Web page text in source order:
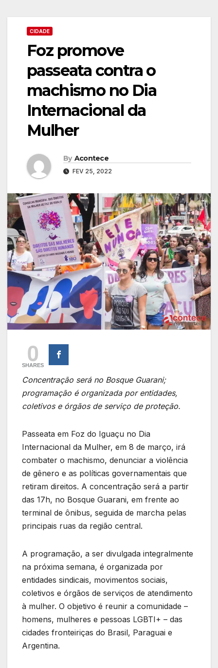
CIDADE
Foz promove
passeata contra o
machismo no Dia
Internacional da
Mulher
By Acontece
FEV 25, 2022
0
SHARES
Concentração será no Bosque Guarani;
programação é organizada por entidades,
coletivos e órgãos de serviço de proteção.
Passeata em Foz do Iguaçu no Dia
Internacional da Mulher, em 8 de março, irá
combater o machismo, denunciar a violência
de gênero e as políticas governamentais que
retiram direitos. A concentração será a partir
das 17h, no Bosque Guarani, em frente ao
terminal de ônibus, seguida de marcha pelas
principais ruas da região central.
A programação, a ser divulgada integralmente
na próxima semana, é organizada por
entidades sindicais, movimentos sociais,
coletivos e órgãos de serviços de atendimento
à mulher. O objetivo é reunir a comunidade –
homens, mulheres e pessoas LGBTI+ – das
cidades fronteiriças do Brasil, Paraguai e
Argentina.